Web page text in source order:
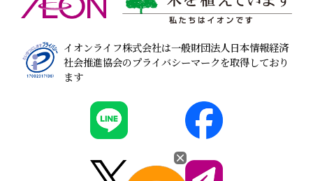
イオンライフ株式会社は一般財団法人日本情報経済
社会推進協会のプライバシーマークを取得しており
ます